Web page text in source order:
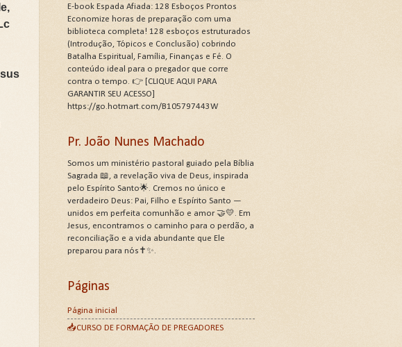
E-book Espada Afiada: 128 Esboços Prontos
Economize horas de preparação com uma
biblioteca completa! 128 esboços estruturados
(Introdução, Tópicos e Conclusão) cobrindo
Batalha Espiritual, Família, Finanças e Fé. O
conteúdo ideal para o pregador que corre
contra o tempo. 👉 [CLIQUE AQUI PARA
GARANTIR SEU ACESSO]
https://go.hotmart.com/B105797443W
Pr. João Nunes Machado
Somos um ministério pastoral guiado pela Bíblia
Sagrada 📖, a revelação viva de Deus, inspirada
pelo Espírito Santo🌟. Cremos no único e
verdadeiro Deus: Pai, Filho e Espírito Santo —
unidos em perfeita comunhão e amor 🤝💛. Em
Jesus, encontramos o caminho para o perdão, a
reconciliação e a vida abundante que Ele
preparou para nós✝️✨.
Páginas
Página inicial
📥CURSO DE FORMAÇÃO DE PREGADORES